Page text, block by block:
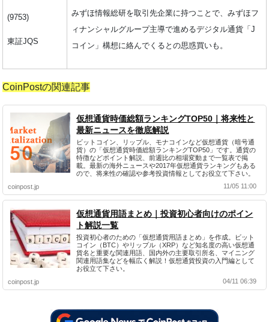
(9753)
東証JQS
みずほ情報総研を取引先企業に持つことで、みずほフ
ィナンシャルグループ主導で進めるデジタル通貨「J
コイン」構想に絡んでくるとの思惑買いも。
CoinPostの関連記事
仮想通貨時価総額ランキングTOP50｜将来性と
最新ニュースを徹底解説
ビットコイン、リップル、モナコインなど仮想通貨（暗号通
貨）の「仮想通貨時価総額ランキングTOP50」です。通貨の
特徴などポイント解説、前週比の相場変動まで一覧表で掲
載。最新の海外ニュースや2017年仮想通貨ランキングもある
ので、将来性の確認や参考投資情報としてお役立て下さい。
coinpost.jp
11/05 11:00
仮想通貨用語まとめ｜投資初心者向けのポイン
ト解説一覧
投資初心者のための「仮想通貨用語まとめ」を作成。ビット
コイン（BTC）やリップル（XRP）など知名度の高い仮想通
貨名と重要な関連用語、国内外の主要取引所名、マイニング
関連用語集などを幅広く解説！仮想通貨投資の入門編として
お役立て下さい。
coinpost.jp
04/11 06:39